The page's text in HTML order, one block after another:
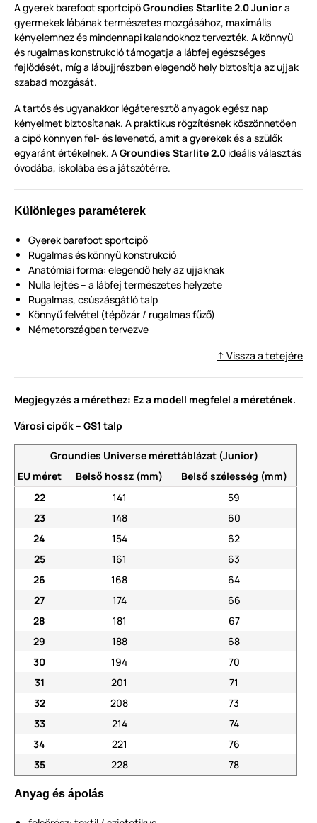
A gyerek barefoot sportcipőGroundies Starlite 2.0 Juniora
gyermekek lábának természetes mozgásához, maximális
kényelemhez és mindennapi kalandokhoz tervezték. A könnyű
és rugalmas konstrukció támogatja a lábfej egészséges
fejlődését, míg a lábujjrészben elegendő hely biztosítja az ujjak
szabad mozgását.
A tartós és ugyanakkor légáteresztő anyagok egész nap
kényelmet biztosítanak. A praktikus rögzítésnek köszönhetően
a cipő könnyen fel- és levehető, amit a gyerekek és a szülők
egyaránt értékelnek. AGroundies Starlite 2.0 ideális választás
óvodába, iskolába és a játszótérre.
Különleges paraméterek
Gyerek barefoot sportcipő
Rugalmas és könnyű konstrukció
Anatómiai forma: elegendő hely az ujjaknak
Nulla lejtés – a lábfej természetes helyzete
Rugalmas, csúszásgátló talp
Könnyű felvétel (tépőzár / rugalmas fűző)
Németországban tervezve
↑ Vissza a tetejére
Megjegyzés a mérethez: Ez a modell megfelel a méretének.
Városi cipők – GS1 talp
Groundies Universe mérettáblázat (Junior)
EU méret
Belső hossz (mm)
Belső szélesség (mm)
22
141
59
23
148
60
24
154
62
25
161
63
26
168
64
27
174
66
28
181
67
29
188
68
30
194
70
31
201
71
32
208
73
33
214
74
34
221
76
35
228 78
Anyag és ápolás